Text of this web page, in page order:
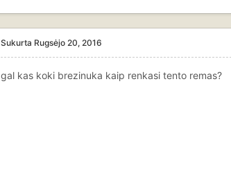
Sukurta Rugsėjo 20, 2016
gal kas koki brezinuka kaip renkasi tento remas?